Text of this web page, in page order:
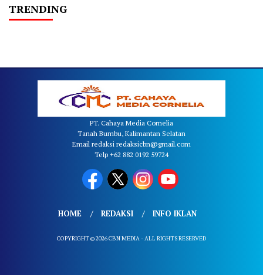
TRENDING
PT. Cahaya Media Cornelia
Tanah Bumbu, Kalimantan Selatan
Email redaksi redaksicbn@gmail.com
Telp +62 882 0192 59724
HOME REDAKSI INFO IKLAN
COPYRIGHT © 2026 CBN MEDIA - ALL RIGHTS RESERVED